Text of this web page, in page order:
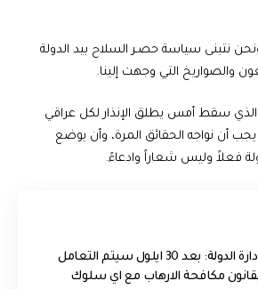
نتبنى سياسة حصـر السلاح بيد الدولة
والصواريخ التي وجهت إلينا.
الذي سقط أمس يطلق الإنذار لكل عراقي
أن نواجه الحقائق المرة، وأن يوضع
فعلاً وليس شعاراً وادعاءً.
ادارة الدولة: بعد 30 ايلول سيتم التعامل
مكافحة الارهاب مع اي سلوك